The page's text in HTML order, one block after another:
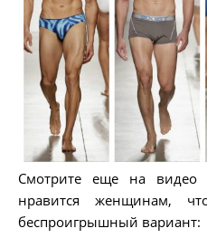
Смотрите еще на видео
нравится женщинам,
беспроигрышный вариант: